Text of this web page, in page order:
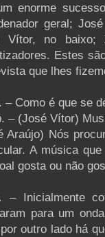
enorme
geral;
Vítor, no baixo;
Estes
que lhes
– Como é que se
– (José Vítor)
Araújo) Nós
A música
gosta ou não
– Inicialmente
para um
outro lado há